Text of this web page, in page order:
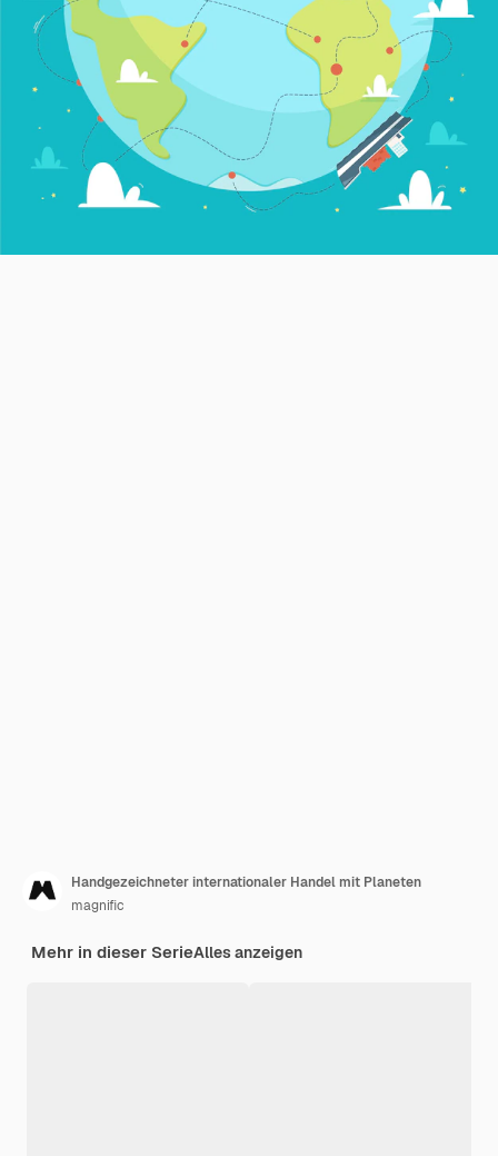
Handgezeichneter internationaler Handel mit Planeten
magnific
Mehr in dieser SerieAlles anzeigen